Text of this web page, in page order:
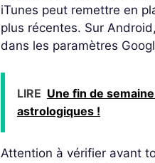
iTunes peut remettre en
plus récentes. Sur
dans les paramètres
LIRE Une fin de
astrologiques !
Attention à vérifier avant